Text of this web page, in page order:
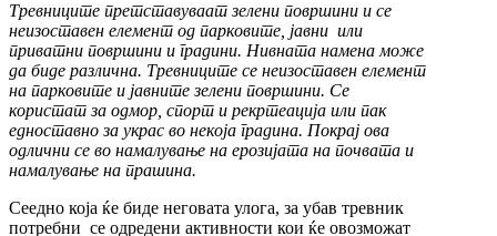
Тревниците претставуваат зелени површини и се
неизоставен елемент од парковите, јавни или
приватни површини и градини. Нивната намена може
да биде различна. Тревниците се неизоставен елемент
на парковите и јавните зелени површини. Се
користат за одмор, спорт и рекртеација или пак
едноставно за украс во некоја градина. Покрај ова
одлични се во намалување на ерозијата на почвата и
намалување на прашина.
Сеедно која ќе биде неговата улога, за убав тревник
потребни се одредени активности кои ќе овозможат